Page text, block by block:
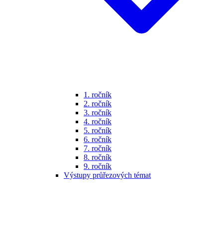
1. ročník
2. ročník
3. ročník
4. ročník
5. ročník
6. ročník
7. ročník
8. ročník
9. ročník
Výstupy průřezových témat